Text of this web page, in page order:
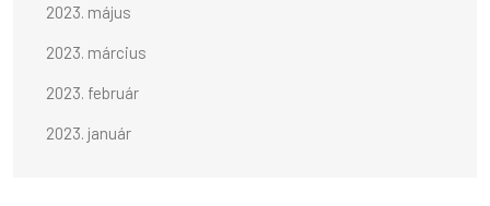
2023. május
2023. március
2023. február
2023. január